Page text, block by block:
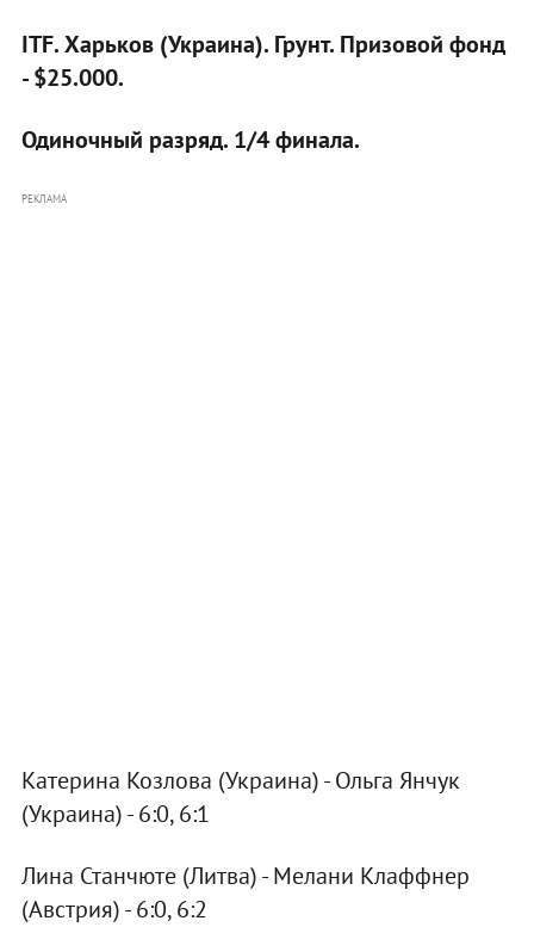
ITF. Харьков (Украина). Грунт. Призовой фонд
- $25.000.
Одиночный разряд. 1/4 финала.
РЕКЛАМА
Катерина Козлова (Украина) - Ольга Янчук
(Украина) - 6:0, 6:1
Лина Станчюте (Литва) - Мелани Клаффнер
(Австрия) - 6:0, 6:2